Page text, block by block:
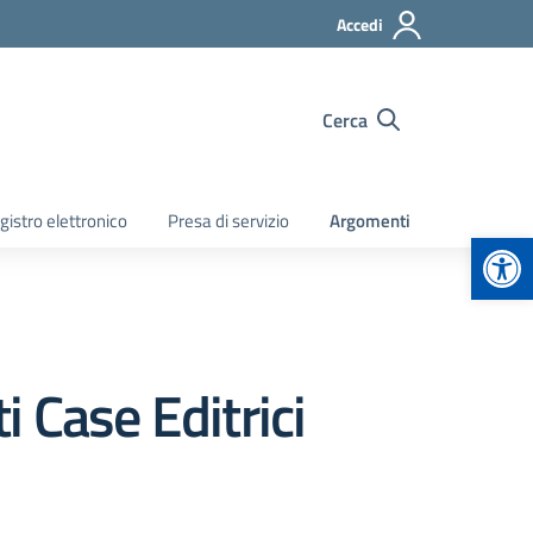
Accedi
Cerca
elettronico Presa di servizio Argomenti
Case Editrici